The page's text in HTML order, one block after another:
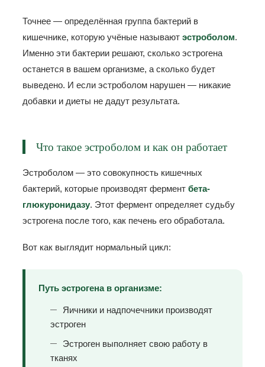
Точнее — определённая группа бактерий в
кишечнике, которую учёные называют эстроболом.
Именно эти бактерии решают, сколько эстрогена
останется в вашем организме, а сколько будет
выведено. И если эстроболом нарушен — никакие
добавки и диеты не дадут результата.
Что такое эстроболом и как он работает
Эстроболом — это совокупность кишечных
бактерий, которые производят фермент бета-
глюкуронидазу. Этот фермент определяет судьбу
эстрогена после того, как печень его обработала.
Вот как выглядит нормальный цикл:
Путь эстрогена в организме:
Яичники и надпочечники производят
эстроген
Эстроген выполняет свою работу в
тканях